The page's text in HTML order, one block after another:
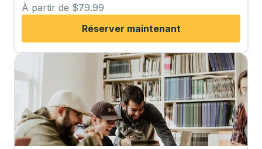
À partir de $79.99
Réserver maintenant